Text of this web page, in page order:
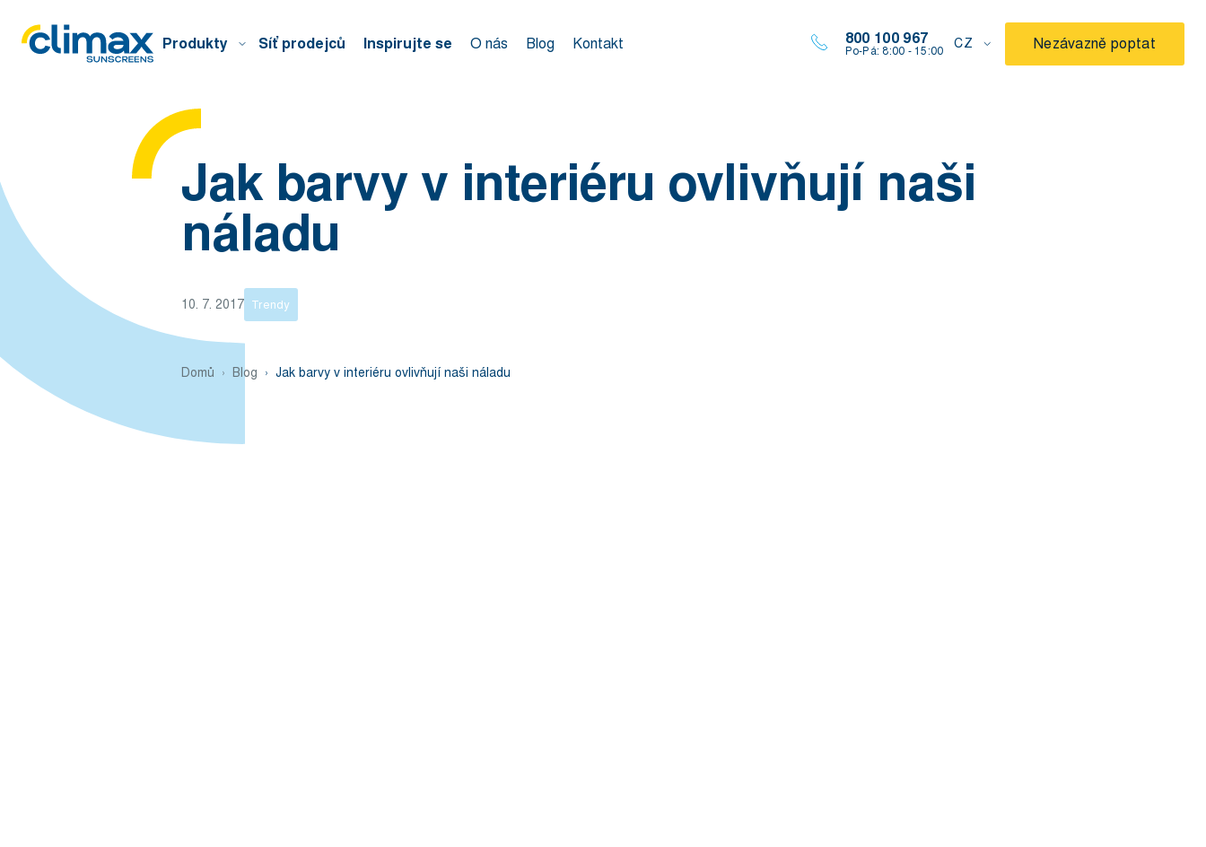
Produkty Síť prodejců Inspirujte se O nás Blog Kontakt 800 100 967
Po-Pá: 8:00 - 15:00 CZ Nezávazně poptat
Jak barvy v interiéru ovlivňují naši
náladu
10. 7. 2017 Trendy
Domů Blog Jak barvy v interiéru ovlivňují naši náladu